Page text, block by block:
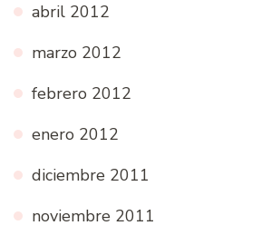
abril 2012
marzo 2012
febrero 2012
enero 2012
diciembre 2011
noviembre 2011